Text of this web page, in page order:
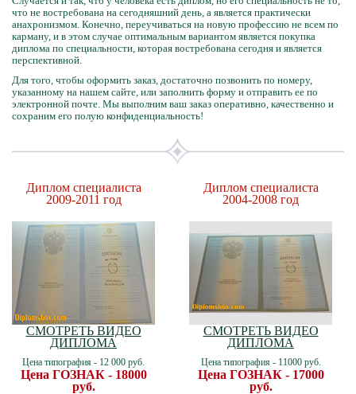
что не востребована на сегодняшний день, а является практически
анахронизмом. Конечно, переучиваться на новую профессию не всем по
карману, и в этом случае оптимальным вариантом является покупка
диплома по специальности, которая востребована сегодня и является
перспективной.
Для того, чтобы оформить заказ, достаточно позвонить по номеру,
указанному на нашем сайте, или заполнить форму и отправить ее по
электронной почте. Мы выполним ваш заказ оперативно, качественно и
сохраним его полую конфиденциальность!
Диплом специалиста
2009-2011 год
СМОТРЕТЬ ВИДЕО
ДИПЛОМА
Цена типография - 12 000 руб.
Цена ГОЗНАК - 18000
руб.
Диплом специалиста
2004-2008 год
СМОТРЕТЬ ВИДЕО
ДИПЛОМА
Цена типография - 11000 руб.
Цена ГОЗНАК - 17000
руб.